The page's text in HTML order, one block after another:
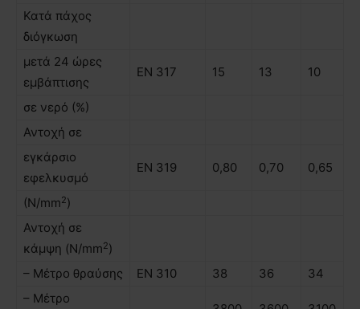
Κατά πάχος
διόγκωση
µετά 24 ώρες
εµβάπτισης
ΕΝ 317 15 13 10
σε νερό (%)
Αντοχή σε
εγκάρσιο
εφελκυσµό
ΕΝ 319 0,80 0,70 0,65
(N/mm2)
Αντοχή σε
κάµψη (N/mm2)
– Μέτρο θραύσης
ΕΝ 310 38 36
34
– Μέτρο